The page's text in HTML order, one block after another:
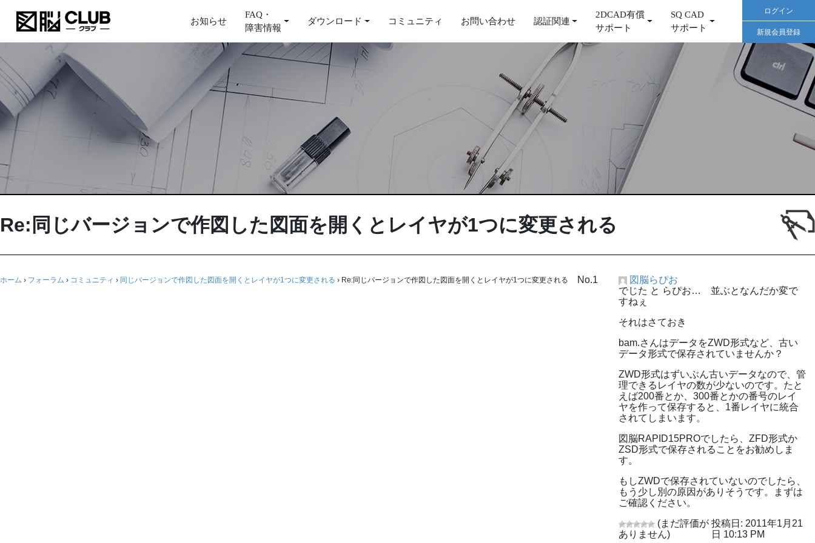
お知らせ
FAQ・
障害情報
ダウンロード コミュニティ お問い合わせ 認証関連
2DCAD有償
サポート
SQ CAD
サポート
ログイン
新規会員登録
Re:同じバージョンで作図した図面を開くとレイヤが1つに変更される
ホーム › フォーラム › コミュニティ › 同じバージョンで作図した図面を開くとレイヤが1つに変更される › Re:同じバージョンで作図した図面を開くとレイヤが1つに変更される No.1
図脳らぴお
でじた と らぴお… 並ぶとなんだか変で
すねぇ
それはさておき
bam.さんはデータをZWD形式など、古い
データ形式で保存されていませんか？
ZWD形式はずいぶん古いデータなので、管
理できるレイヤの数が少ないのです。たと
えば200番とか、300番とかの番号のレイ
ヤを作って保存すると、1番レイヤに統合
されてしまいます。
図脳RAPID15PROでしたら、ZFD形式か
ZSD形式で保存されることをお勧めしま
す。
もしZWDで保存されていないのでしたら、
もう少し別の原因がありそうです。まずは
ご確認ください。
(まだ評価が
ありません)
投稿日: 2011年1月21
日 10:13 PM